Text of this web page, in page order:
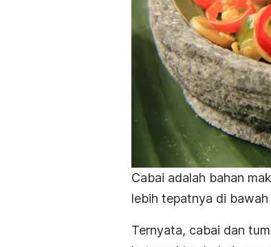
Cabai adalah bahan
lebih tepatnya di bawah
Ternyata, cabai dan